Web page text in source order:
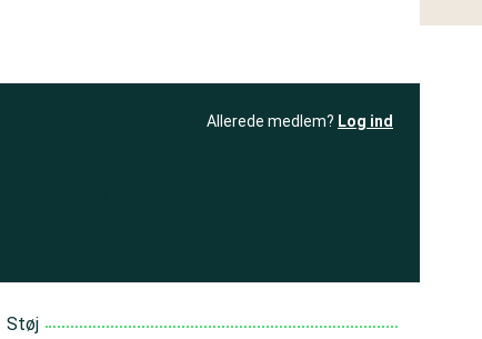
Allerede medlem? Log ind
Støj